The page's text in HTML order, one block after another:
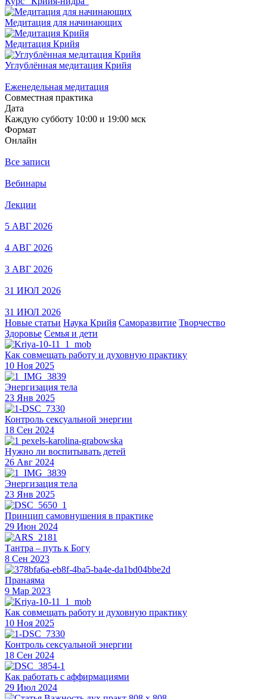
Медитация для начинающих
Медитация Крийя
Углублённая медитация Крийя
Еженедельная медитация
Совместная практика
Дата
Каждую субботу 10:00 и 19:00 мск
Формат
Онлайн
Все записи
Вебинары
Лекции
5 АВГ 2026
4 АВГ 2026
3 АВГ 2026
31 ИЮЛ 2026
31 ИЮЛ 2026
Новые статьи Наука Крийя Саморазвитие Творчество
Здоровье Семья и дети
Как совмещать работу и духовную практику
10 Ноя 2025
Энергизация тела
23 Янв 2025
Контроль сексуальной энергии
18 Сен 2024
Нужно ли воспитывать детей
26 Авг 2024
Энергизация тела
23 Янв 2025
Принцип самовнушения в практике
29 Июн 2024
Тантра – путь к Богу
8 Сен 2023
Пранаяма
9 Мар 2023
Как совмещать работу и духовную практику
10 Ноя 2025
Контроль сексуальной энергии
18 Сен 2024
Как работать с аффирмациями
29 Июл 2024